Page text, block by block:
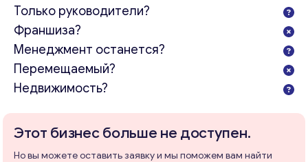
Консультация
Отправьте нам запрос, и мы свяжемся с вами в
ближайшее время.
Только руководители?
Франшиза?
Менеджмент останется?
Перемещаемый?
Недвижимость?
Этот бизнес больше не доступен.
Но вы можете оставить заявку и мы поможем вам найти